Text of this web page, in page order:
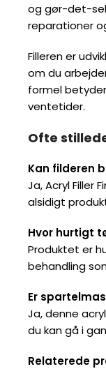
hvor æstetik og
arbejder med
kan komme
Ofte stillede
Kan filderen
produkt til
Hvor hurtigt
maling eller
Er
gang med
Relaterede
Acryl Filler